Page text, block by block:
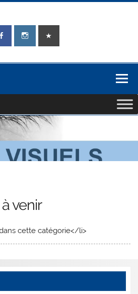
LIONS CLUB
ÉLANCOURT
venir
cette catégorie</li>